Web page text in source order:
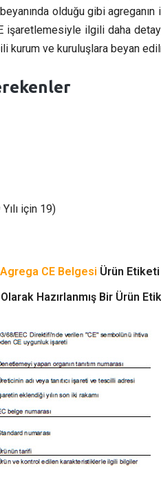
olduğu gibi
işaretlemesiyle ilgili daha
kurum ve kuruluşlara beyan
için 19)
Agrega CE Belgesi Ürün Etiketi
Hazırlanmış Bir Ürün